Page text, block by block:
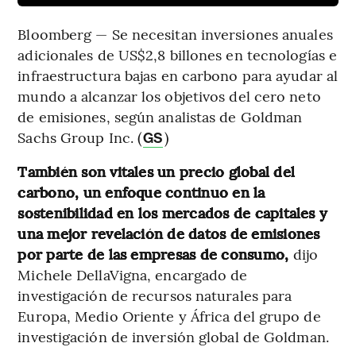
Bloomberg — Se necesitan inversiones anuales
adicionales de US$2,8 billones en tecnologías e
infraestructura bajas en carbono para ayudar al
mundo a alcanzar los objetivos del cero neto
de emisiones, según analistas de Goldman
Sachs Group Inc. (GS)
También son vitales un precio global del
carbono, un enfoque continuo en la
sostenibilidad en los mercados de capitales y
una mejor revelación de datos de emisiones
por parte de las empresas de consumo, dijo
Michele DellaVigna, encargado de
investigación de recursos naturales para
Europa, Medio Oriente y África del grupo de
investigación de inversión global de Goldman.